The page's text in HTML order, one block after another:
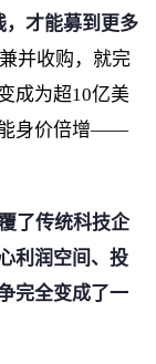
，才能募到更多
并收购，就完
成为超10亿美
能身价倍增——
了传统科技企
利润空间、投
完全变成了一